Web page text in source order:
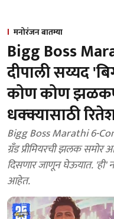
मनोरंजन बातम्या
Bigg Boss
दीपाली सय्यद
कोण कोण
धक्क्यासाठी
Bigg Boss Marathi 6-
ग्रँड प्रीमियरची झलक
दिसणार जाणून घेऊयात. 'ही'
आहेत.